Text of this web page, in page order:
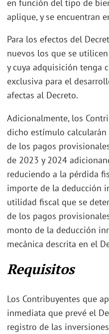
en función del tipo de
aplique, y se encuentran
Para los efectos del
nuevos los que se
y cuya adquisición tenga
exclusiva para el
afectas al Decreto.
Adicionalmente, los
dicho estímulo
de los pagos
de 2023 y 2024
reduciendo a la pérdida
importe de la deducción
utilidad fiscal que se
de los pagos
monto de la deducción
mecánica descrita en el
Requisitos
Los Contribuyentes que
inmediata que prevé el
registro de las